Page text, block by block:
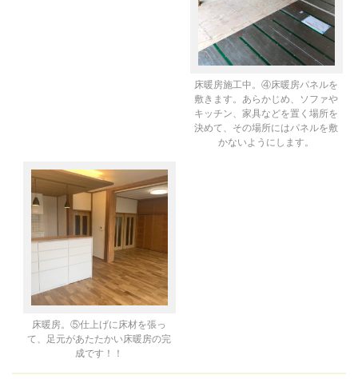
床暖房施工中。④床暖房パネルを
敷きます。あらかじめ、ソファや
キッチン、家具などを置く場所を
決めて、その場所にはパネルを敷
かないようにします。
床暖房。⑤仕上げに床材を張っ
て、足元があたたかい床暖房の完
成です！！